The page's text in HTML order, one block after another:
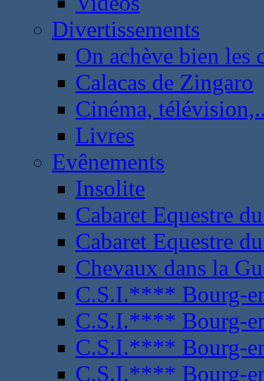
Divertissements
On achève bien les
Calacas de Zingaro
Cinéma,
Livres
Evênements
Insolite
Cabaret Equestre
Cabaret Equestre
Chevaux dans la
C.S.I.**** Bourg-
C.S.I.**** Bourg-
C.S.I.**** Bourg-
C.S.I.**** Bourg-